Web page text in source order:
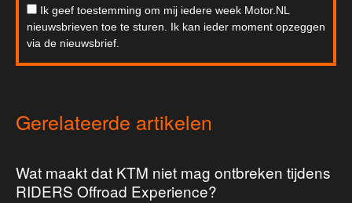
Ik geef toestemming om mij iedere week Motor.NL
nieuwsbrieven toe te sturen. Ik kan ieder moment opzeggen
via de nieuwsbrief.
Gerelateerde artikelen
Wat maakt dat KTM niet mag ontbreken tijdens
RIDERS Offroad Experience?